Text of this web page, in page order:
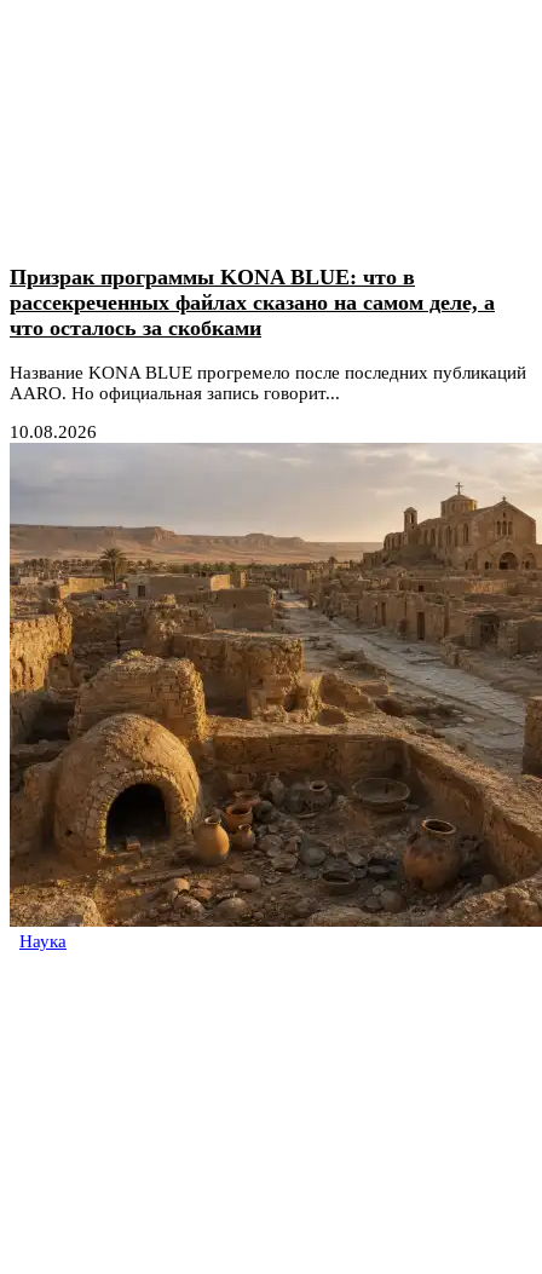
Призрак программы KONA BLUE: что в
рассекреченных файлах сказано на самом деле, а
что осталось за скобками
Название KONA BLUE прогремело после последних публикаций
AARO. Но официальная запись говорит...
10.08.2026
Наука